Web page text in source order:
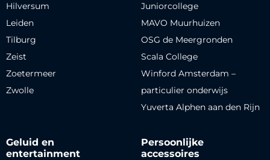
Hilversum
Leiden
Tilburg
Zeist
Zoetermeer
Zwolle
Juniorcollege
MAVO Muurhuizen
OSG de Meergronden
Scala College
Winford Amsterdam –
particulier onderwijs
Yuverta Alphen aan den Rijn
Geluid en
entertainment
Persoonlijke
accessoires